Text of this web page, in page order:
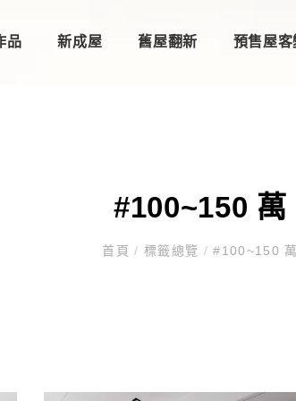
品 新成屋 舊屋翻新 預售屋客
#100~150 萬
首頁/ 標籤總覽 / #100~150 萬